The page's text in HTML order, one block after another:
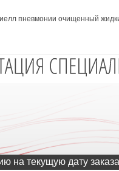
пневмонии очищенный
на текущую дату